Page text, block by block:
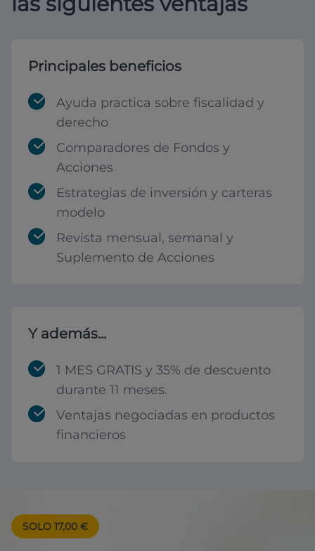
Principales beneficios
Ayuda practica sobre fiscalidad y
derecho
Comparadores de Fondos y
Acciones
Estrategias de inversión y carteras
modelo
Revista mensual, semanal y
Suplemento de Acciones
Y además...
1 MES GRATIS y 35% de descuento
durante 11 meses.
Ventajas negociadas en productos
financieros
SOLO 17,00 €